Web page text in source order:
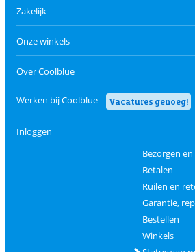
Zakelijk
Onze winkels
Over Coolblue
Werken bij Coolblue Vacatures genoeg!
Inloggen
Bezorgen
Betalen
Ruilen en
Garantie,
Bestellen
Winkels